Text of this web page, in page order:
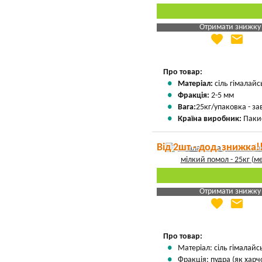
Отримати знижку
Яка Ваша ціна
favorite email
Про товар:
Матеріал: сіль
Фракція: 2-5 мм
Вага:25кг/упаковка -
Країна виробник:
Від 2шт - дод.
Отримати знижку
Яка Ваша ціна
favorite email
Про товар:
Матеріал: сіль
Фракція: пудра (як